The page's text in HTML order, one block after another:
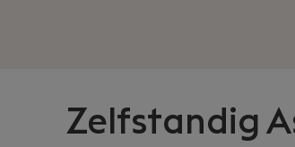
Zelfstandig